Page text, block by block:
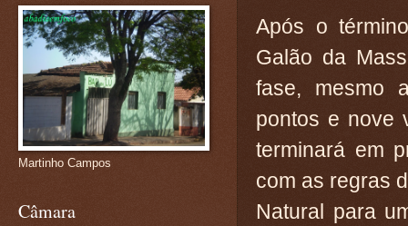
Após o
Galão da
fase, mesmo
pontos e nove
terminará em
com as regras
Natural para
Martinho Campos
Câmara